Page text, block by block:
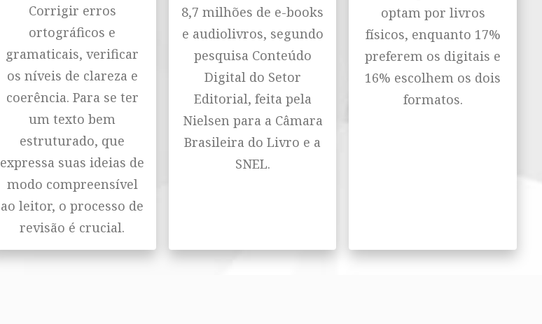
Corrigir erros
ortográficos e
gramaticais, verificar
os níveis de clareza e
coerência. Para se ter
um texto bem
estruturado, que
expressa suas ideias de
modo compreensível
ao leitor, o processo de
revisão é crucial.
8,7 milhões de e-books
e audiolivros, segundo
pesquisa Conteúdo
Digital do Setor
Editorial, feita pela
Nielsen para a Câmara
Brasileira do Livro e a
SNEL.
optam por livros
físicos, enquanto 17%
preferem os digitais e
16% escolhem os dois
formatos.